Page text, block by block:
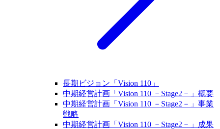
長期ビジョン「Vision 110」
中期経営計画「Vision 110 －Stage2－」概要
中期経営計画「Vision 110 －Stage2－」事業
戦略
中期経営計画「Vision 110 －Stage2－」成果